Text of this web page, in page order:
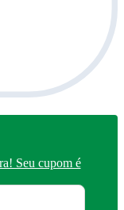
Seu cupom é